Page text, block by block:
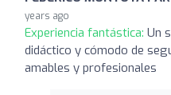
years ago
Experiencia fantástica: Un
didáctico y cómodo de
amables y profesionales